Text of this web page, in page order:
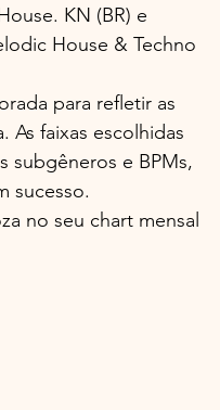
KN (BR) e
House & Techno
para refletir as
As faixas escolhidas
subgêneros e BPMs,
sucesso.
no seu chart mensal